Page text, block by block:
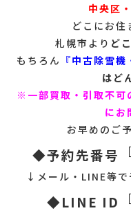
中央区
どこにお住
札幌市より ど
もちろん 『中古除雪機
はど
※一部買取・引取不可
にお
お早めのご
◆予約先番号
↓メール・LINE等
◆LINE ID